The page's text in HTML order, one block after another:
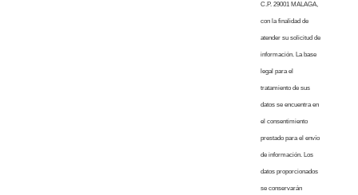
C.P. 29001 MALAGA,
con la finalidad de
atender su solicitud de
información. La base
legal para el
tratamiento de sus
datos se encuentra en
el consentimiento
prestado para el envío
de información. Los
datos proporcionados
se conservarán